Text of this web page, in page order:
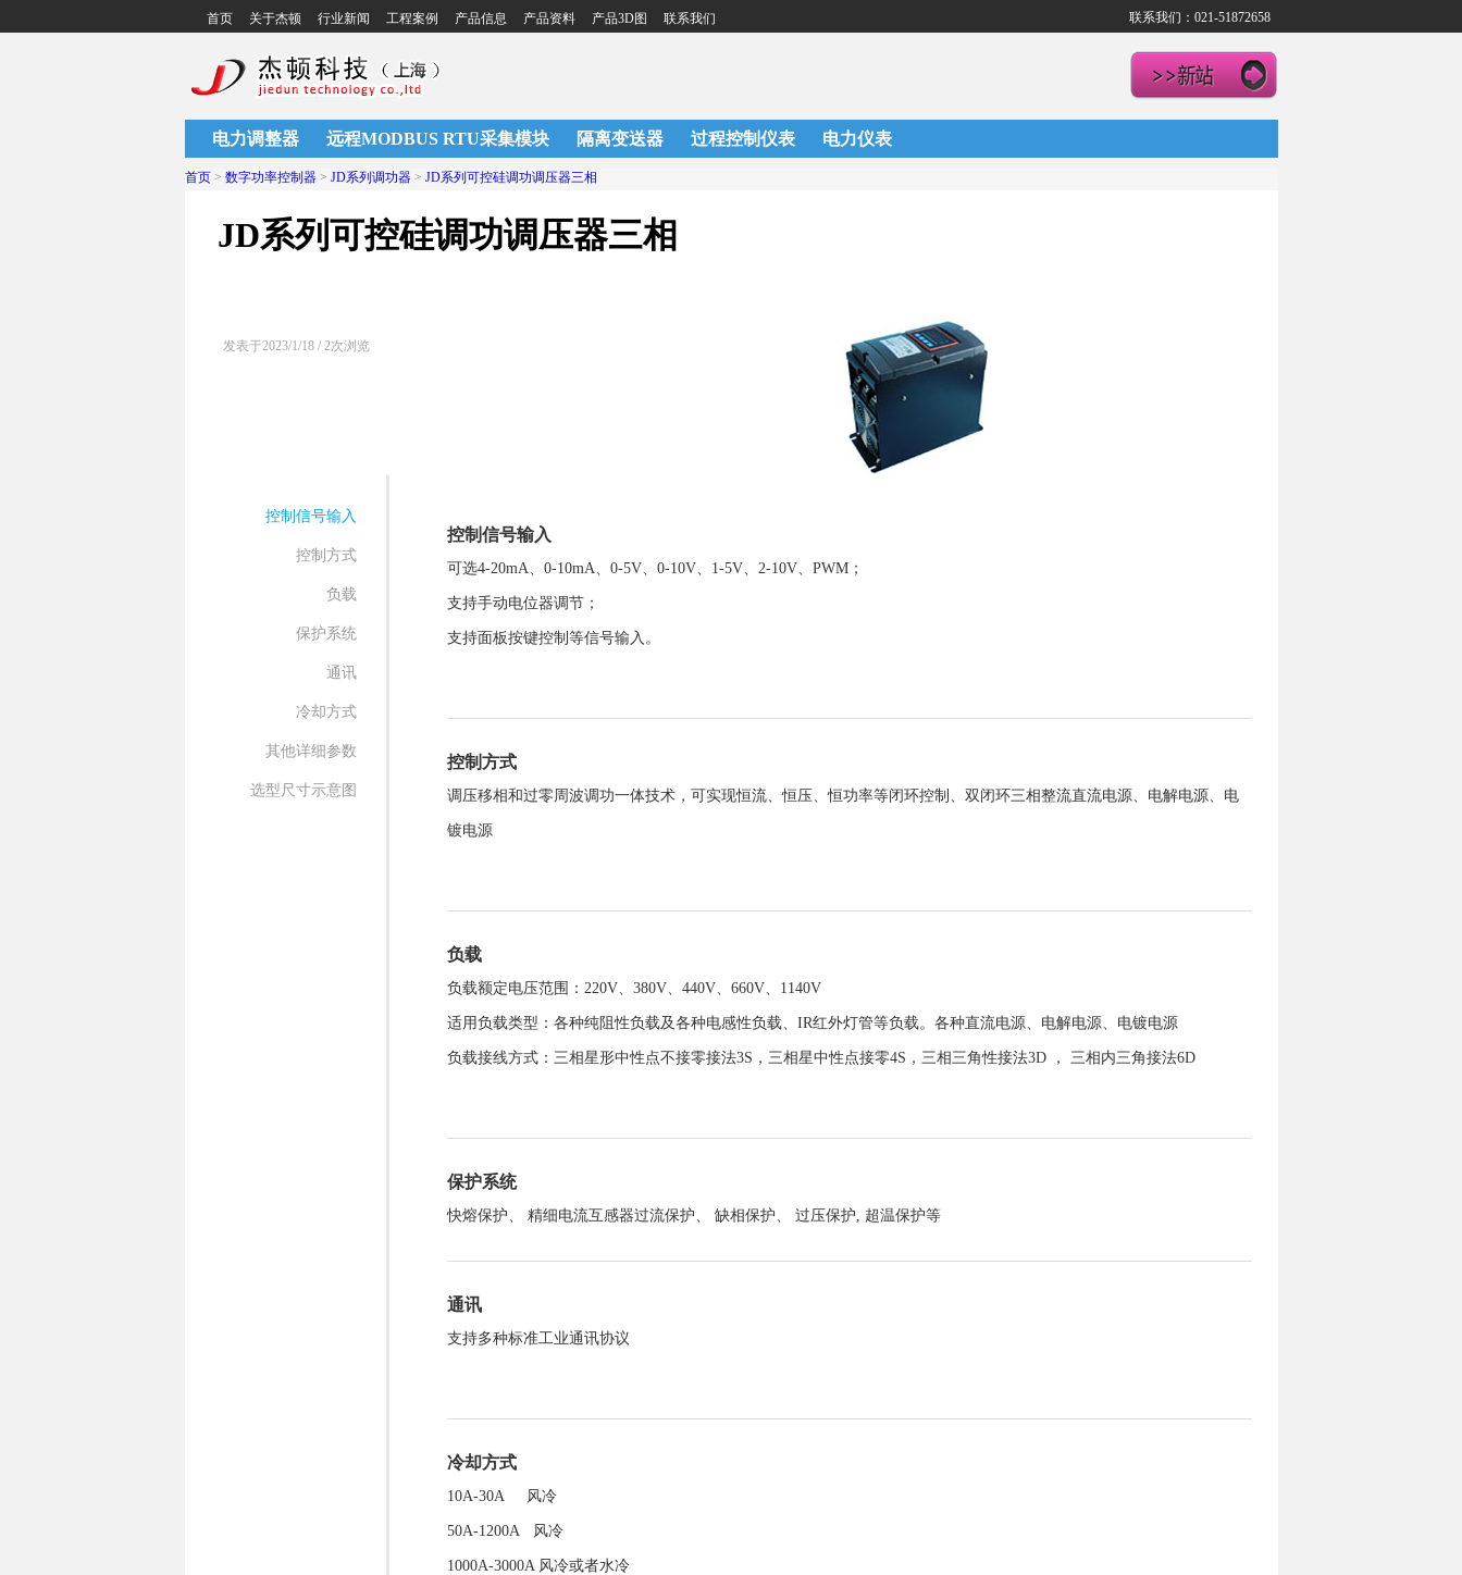
首页 关于杰顿 行业新闻 工程案例 产品信息 产品资料 产品3D图 联系我们 联系我们：021-51872658
电力调整器 远程MODBUS RTU采集模块 隔离变送器 过程控制仪表 电力仪表
首页> 数字功率控制器> JD系列调功器> JD系列可控硅调功调压器三相
JD系列可控硅调功调压器三相
发表于2023/1/18 / 2次浏览
控制信号输入
控制方式
负载
保护系统
通讯
冷却方式
其他详细参数
选型尺寸示意图
控制信号输入
可选4-20mA、0-10mA、0-5V、0-10V、1-5V、2-10V、PWM；
支持手动电位器调节；
支持面板按键控制等信号输入。
控制方式
调压移相和过零周波调功一体技术，可实现恒流、恒压、恒功率等闭环控制、双闭环三相整流直流电源、电解电源、电
镀电源
负载
负载额定电压范围：220V、380V、440V、660V、1140V
适用负载类型：各种纯阻性负载及各种电感性负载、IR红外灯管等负载。各种直流电源、电解电源、电镀电源
负载接线方式：三相星形中性点不接零接法3S，三相星中性点接零4S，三相三角性接法3D ， 三相内三角接法6D
保护系统
快熔保护、 精细电流互感器过流保护、 缺相保护、 过压保护, 超温保护等
通讯
支持多种标准工业通讯协议
冷却方式
10A-30A 风冷
50A-1200A 风冷
1000A-3000A 风冷或者水冷